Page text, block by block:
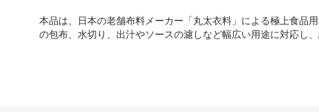
本品は、日本の老舗布料メーカー「丸太衣料」による極上食品
の包布、水切り、出汁やソースの濾しなど幅広い用途に対応し